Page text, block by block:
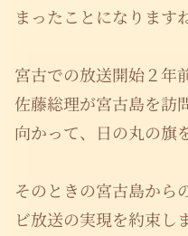
まったことになりますね
宮古での放送開始２年
佐藤総理が宮古島を訪
向かって、日の丸の旗
そのときの宮古島から
ビ放送の実現を約束し